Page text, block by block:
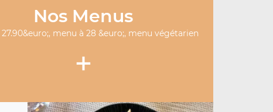
Nos Menus
menu à 28 &euro;, menu végétarien
+